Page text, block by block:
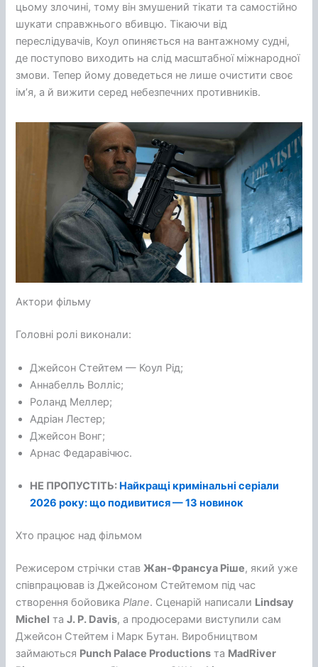
цьому злочині, тому він змушений тікати та самостійно
шукати справжнього вбивцю. Тікаючи від
переслідувачів, Коул опиняється на вантажному судні,
де поступово виходить на слід масштабної міжнародної
змови. Тепер йому доведеться не лише очистити своє
ім’я, а й вижити серед небезпечних противників.
Актори фільму
Головні ролі виконали:
Джейсон Стейтем — Коул Рід;
Аннабелль Волліс;
Роланд Меллер;
Адріан Лестер;
Джейсон Вонг;
Арнас Федаравічюс.
НЕ ПРОПУСТІТЬ: Найкращі кримінальні серіали
2026 року: що подивитися — 13 новинок
Хто працює над фільмом
Режисером стрічки ставЖан-Франсуа Ріше, який уже
співпрацював із Джейсоном Стейтемом під час
створення бойовикаPlane. Сценарій написали Lindsay
Michel таJ. P. Davis, а продюсерами виступили сам
Джейсон Стейтем і Марк Бутан. Виробництвом
займаються Punch Palace Productions та MadRiver